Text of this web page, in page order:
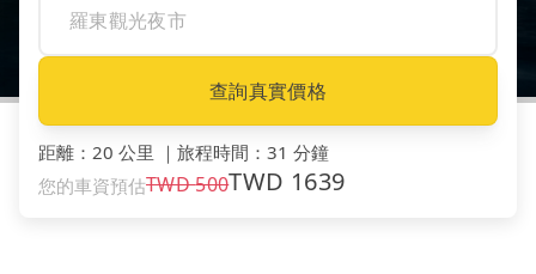
查詢真實價格
距離 ： 20 公里 ｜ 旅程時間 ： 31 分鐘
您的車資預估TWD500TWD 1639